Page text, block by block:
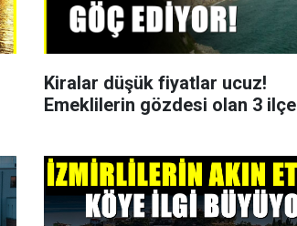
Kiralar düşük fiyatlar ucuz!
Emeklilerin gözdesi olan 3 ilçe